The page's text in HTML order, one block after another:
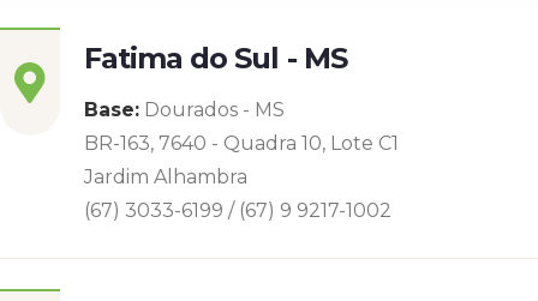
Fatima do Sul - MS
Base: Dourados - MS
BR-163, 7640 - Quadra 10, Lote C1
Jardim Alhambra
(67) 3033-6199 / (67) 9 9217-1002